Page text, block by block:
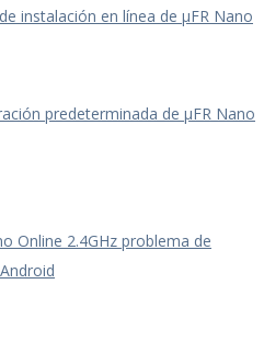
instalación en línea de μFR Nano
predeterminada de μFR Nano
Online 2.4GHz problema de